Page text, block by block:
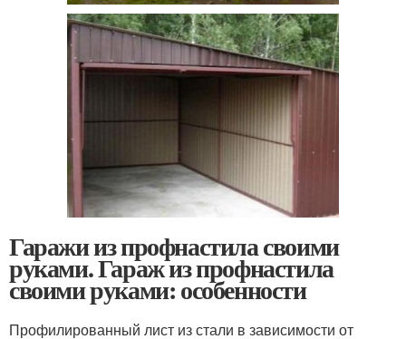
Гаражи из профнастила своими
руками. Гараж из профнастила
своими руками: особенности
Профилированный лист из стали в зависимости от